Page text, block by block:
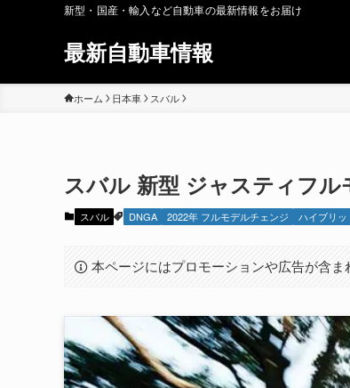
新型・国産・輸入など自動車の最新情報をお届け
最新自動車情報
ホーム 日本車 スバル
スバル 新型 ジャスティフ
スバル DNGA 2022年 フルモデルチェンジ ハイブリッ
本ページにはプロモーションや広告が含ま